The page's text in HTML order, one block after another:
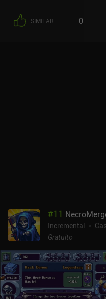
SIMILAR 0
#11
Incremental
Gratuito